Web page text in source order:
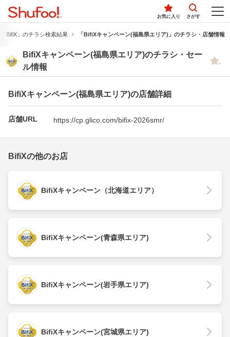
お気に入り さがす
「BifiX」のチラシ検索結果 「BifiXキャンペーン(福島県エリア)」のチラシ・店舗情報
BifiXキャンペーン(福島県エリア)のチラシ・セー
ル情報
BifiXキャンペーン(福島県エリア)の店舗詳細
店舗URL https://cp.glico.com/bifix-2026smr/
BifiXの他のお店
BifiXキャンペーン（北海道エリア）
BifiXキャンペーン(青森県エリア)
BifiXキャンペーン(岩手県エリア)
BifiXキャンペーン(宮城県エリア)